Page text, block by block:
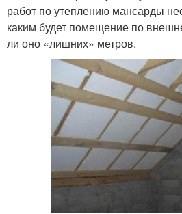
работ по утеплению мансарды
каким будет помещение по
ли оно «лишних» метров.